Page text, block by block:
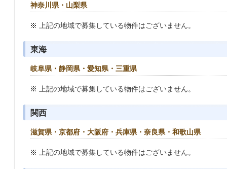
神奈川県・山梨県
上記の地域で募集している物件はございません。
東海
岐阜県・静岡県・愛知県・三重県
上記の地域で募集している物件はございません。
関西
滋賀県・京都府・大阪府・兵庫県・奈良県・和歌山県
上記の地域で募集している物件はございません。